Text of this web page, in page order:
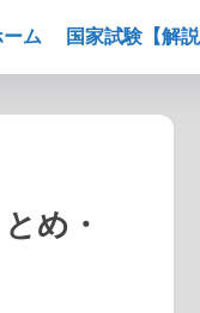
ム 国家試験【解
め・